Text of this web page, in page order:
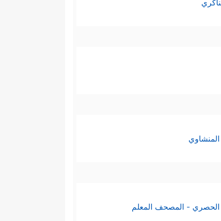
الحصري - المصحف المعلم